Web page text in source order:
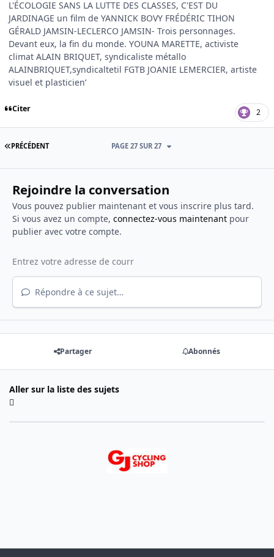
Citer 2
PREMIÈRE PAGE
PRÉCÉDENT PAGE 27 SUR 27
Rejoindre la conversation
Vous pouvez publier maintenant et vous inscrire plus tard.
Si vous avez un compte, connectez-vous maintenantpour
publier avec votre compte.
Répondre à ce sujet…
Partager Abonnés
Aller sur la liste des sujets